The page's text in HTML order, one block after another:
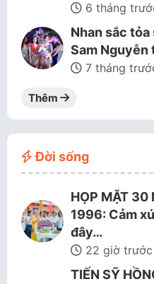
6 tháng
Nhan sắc tỏa
Sam Nguyễn
7 tháng
Thêm
Đời sống
HỌP MẶT 30
1996: Cảm
đây…
22 giờ trước
TIẾN SỸ